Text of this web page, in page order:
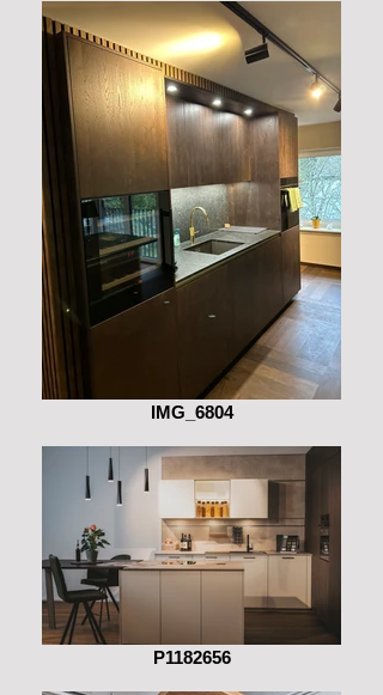
IMG_6804
P1182656